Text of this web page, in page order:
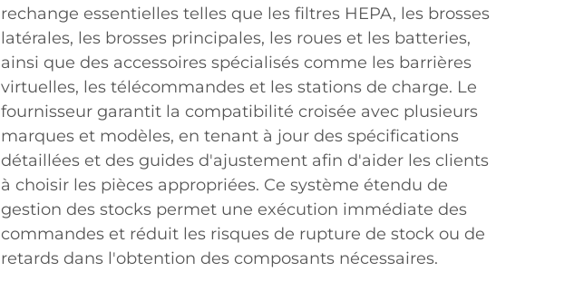
rechange essentielles telles que les filtres HEPA, les brosses
latérales, les brosses principales, les roues et les batteries,
ainsi que des accessoires spécialisés comme les barrières
virtuelles, les télécommandes et les stations de charge. Le
fournisseur garantit la compatibilité croisée avec plusieurs
marques et modèles, en tenant à jour des spécifications
détaillées et des guides d'ajustement afin d'aider les clients
à choisir les pièces appropriées. Ce système étendu de
gestion des stocks permet une exécution immédiate des
commandes et réduit les risques de rupture de stock ou de
retards dans l'obtention des composants nécessaires.